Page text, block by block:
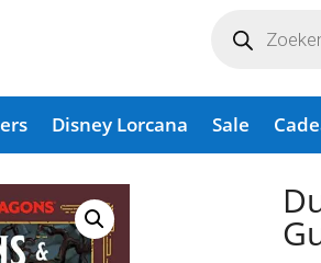
zoeken
Disney Lorcana Sale
& Tombs – A Young Adventurer’s Guide